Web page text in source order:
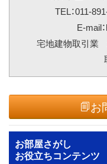
TEL：011-
E-mail
宅地建物取引業
お
お部屋さがし
お役立ちコンテンツ